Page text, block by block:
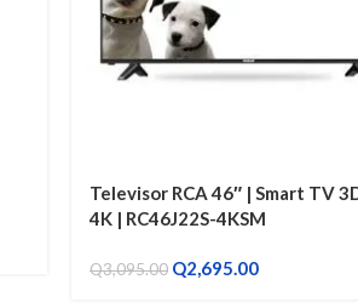
Televisor RCA 46″ | Smart TV
4K | RC46J22S-4KSM
Q3,095.00 Q2,695.00